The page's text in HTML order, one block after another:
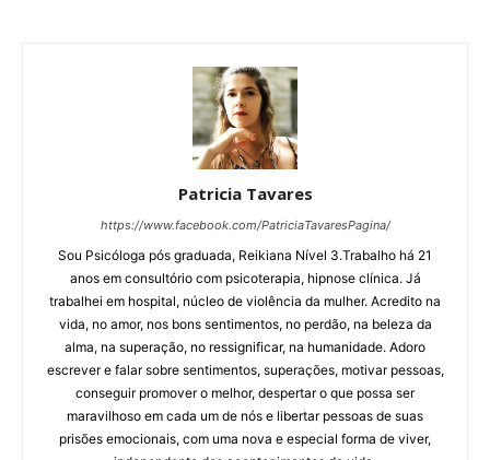
Patricia Tavares
https://www.facebook.com/PatriciaTavaresPagina/
Sou Psicóloga pós graduada, Reikiana Nível 3.Trabalho há 21
anos em consultório com psicoterapia, hipnose clínica. Já
trabalhei em hospital, núcleo de violência da mulher. Acredito na
vida, no amor, nos bons sentimentos, no perdão, na beleza da
alma, na superação, no ressignificar, na humanidade. Adoro
escrever e falar sobre sentimentos, superações, motivar pessoas,
conseguir promover o melhor, despertar o que possa ser
maravilhoso em cada um de nós e libertar pessoas de suas
prisões emocionais, com uma nova e especial forma de viver,